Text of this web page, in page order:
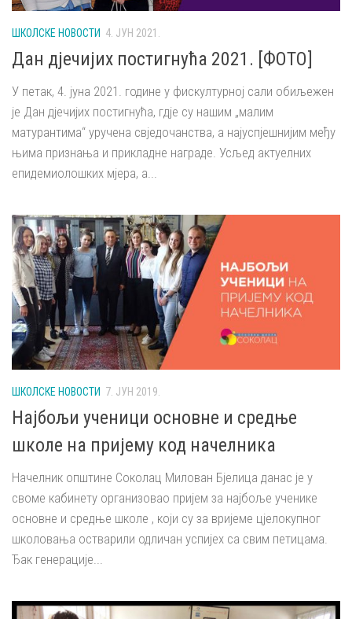
ШКОЛСКЕ НОВОСТИ 4. ЈУН 2021.
Дан дјечијих постигнућа 2021. [ФОТО]
У петак, 4. јуна 2021. године у фискултурној сали обиљежен
је Дан дјечијих постигнућа, гдје су нашим „малим
матурантима“ уручена свједочанства, а најуспјешнијим међу
њима признања и прикладне награде. Усљед актуелних
епидемиолошких мјера, а...
ШКОЛСКЕ НОВОСТИ 7. ЈУН 2019.
Најбољи ученици основне и средње
школе на пријему код начелника
Начелник општине Соколац Милован Бјелица данас је у
своме кабинету организовао пријем за најбоље ученике
основне и средње школе , који су за вријеме цјелокупног
школовања остварили одличан успијех са свим петицама.
Ђак генерације...